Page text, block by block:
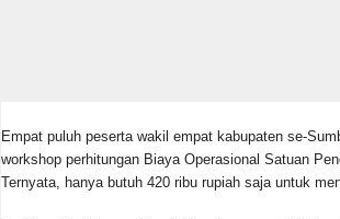
Empat puluh peserta wakil empat kabupaten se-
workshop perhitungan Biaya Operasional Satuan
Ternyata, hanya butuh 420 ribu rupiah saja untuk